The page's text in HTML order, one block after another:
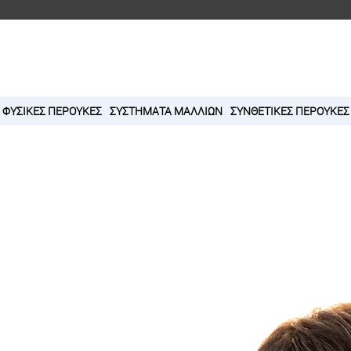
ΦΥΣΙΚΕΣ ΠΕΡΟΥΚΕΣ ΣΥΣΤΗΜΑΤΑ ΜΑΛΛΙΩΝ ΣΥΝΘΕΤΙΚΕΣ ΠΕΡΟΥΚΕΣ